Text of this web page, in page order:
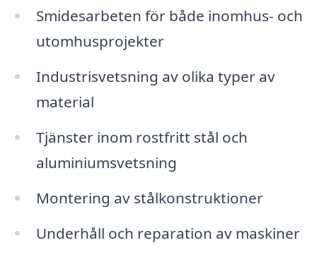
Smidesarbeten för både inomhus- och
utomhusprojekter
Industrisvetsning av olika typer av
material
Tjänster inom rostfritt stål och
aluminiumsvetsning
Montering av stålkonstruktioner
Underhåll och reparation av maskiner